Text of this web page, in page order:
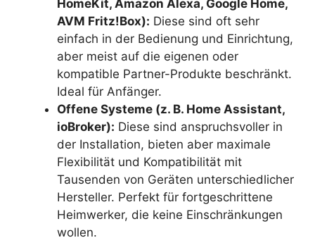
HomeKit, Amazon Alexa, Google Home,
AVM Fritz!Box): Diese sind oft sehr
einfach in der Bedienung und Einrichtung,
aber meist auf die eigenen oder
kompatible Partner-Produkte beschränkt.
Ideal für Anfänger.
Offene Systeme (z. B. Home Assistant,
ioBroker): Diese sind anspruchsvoller in
der Installation, bieten aber maximale
Flexibilität und Kompatibilität mit
Tausenden von Geräten unterschiedlicher
Hersteller. Perfekt für fortgeschrittene
Heimwerker, die keine Einschränkungen
wollen.